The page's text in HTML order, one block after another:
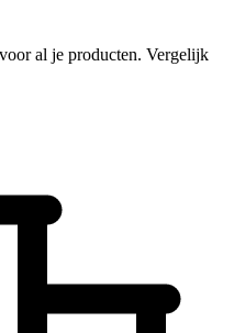
al je producten. Vergelijk